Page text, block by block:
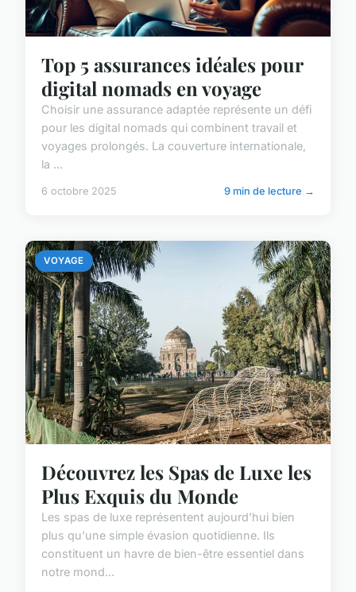
Top 5 assurances idéales pour
digital nomads en voyage
Choisir une assurance adaptée représente un défi
pour les digital nomads qui combinent travail et
voyages prolongés. La couverture internationale,
la ...
6 octobre 2025 9 min de lecture →
VOYAGE
Découvrez les Spas de Luxe les
Plus Exquis du Monde
Les spas de luxe représentent aujourd'hui bien
plus qu'une simple évasion quotidienne. Ils
constituent un havre de bien-être essentiel dans
notre mond...